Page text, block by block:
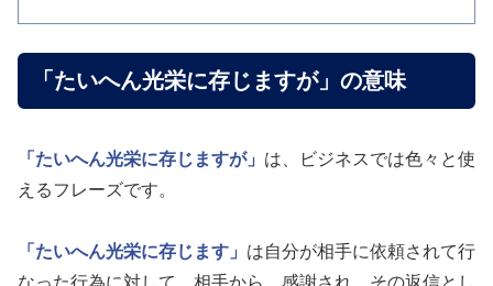
「たいへん光栄に存じますが」の意味
「たいへん光栄に存じますが」 は、ビジネスでは色々と使
えるフレーズです。
「たいへん光栄に存じます」 は自分が相手に依頼されて行